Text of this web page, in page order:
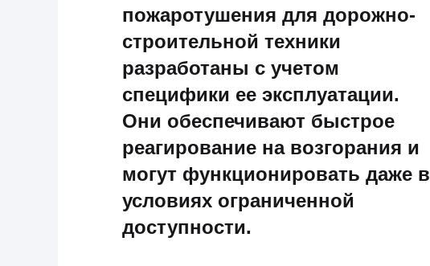
пожаротушения для дорожно-
строительной техники
разработаны с учетом
специфики ее эксплуатации.
Они обеспечивают быстрое
реагирование на возгорания и
могут функционировать даже в
условиях ограниченной
доступности.